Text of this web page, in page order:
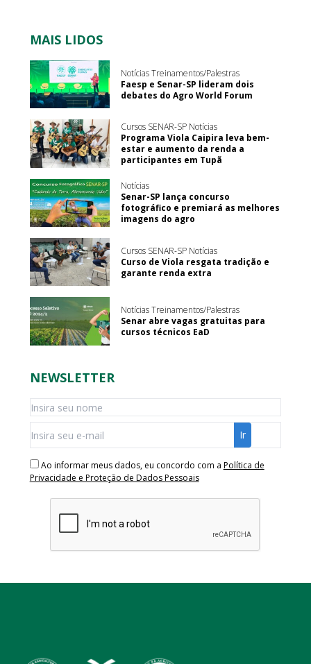
MAIS LIDOS
Notícias Treinamentos/Palestras
Faesp e Senar-SP lideram dois
debates do Agro World Forum
Cursos SENAR-SP Notícias
Programa Viola Caipira leva bem-
estar e aumento da renda a
participantes em Tupã
Notícias
Senar-SP lança concurso
fotográfico e premiará as melhores
imagens do agro
Cursos SENAR-SP Notícias
Curso de Viola resgata tradição e
garante renda extra
Notícias Treinamentos/Palestras
Senar abre vagas gratuitas para
cursos técnicos EaD
NEWSLETTER
Ao informar meus dados, eu concordo com a Política de
Privacidade e Proteção de Dados Pessoais